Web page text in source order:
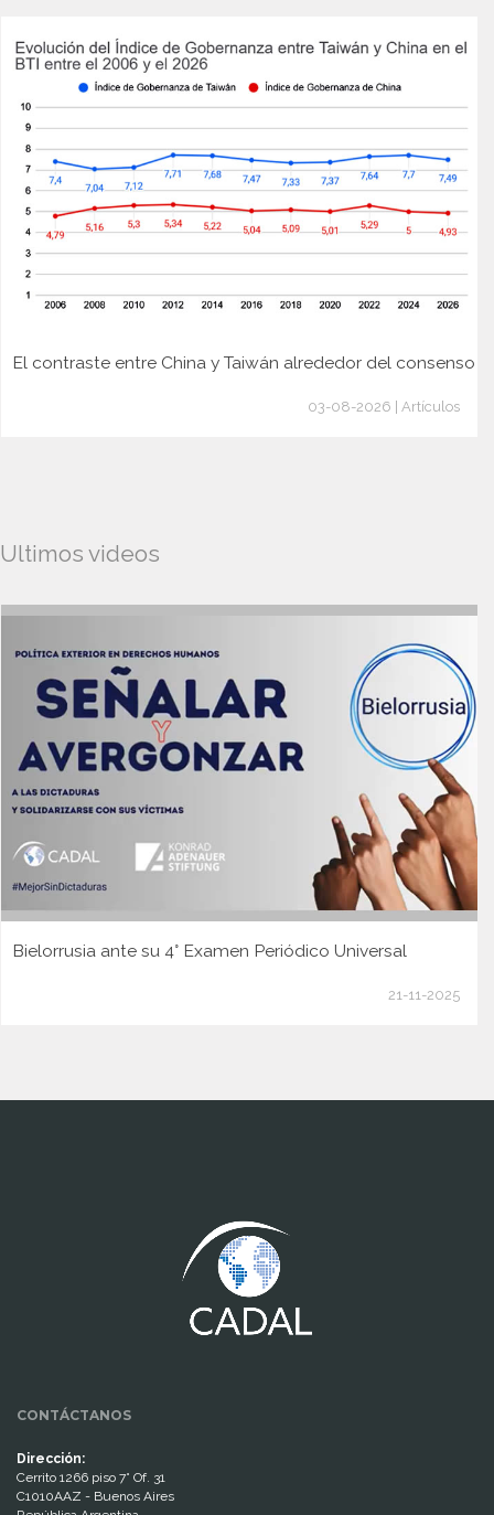
El contraste entre China y Taiwán alrededor del consenso
03-08-2026 | Artículos
Ultimos videos
Bielorrusia ante su 4° Examen Periódico Universal
21-11-2025
CONTÁCTANOS
Dirección:
Cerrito 1266 piso 7° Of. 31
C1010AAZ - Buenos Aires